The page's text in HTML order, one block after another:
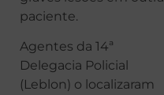
paciente.
Agentes da 14ª
Delegacia Policial
(Leblon) o localizaram